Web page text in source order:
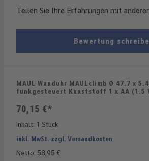
Teilen Sie Ihre Erfahrungen mit
Bewertung
MAUL Wanduhr MAULclimb Ø 47.7 x 5.4
funkgesteuert Kunststoff 1 x AA (1.5
70,15 €*
Inhalt: 1 Stück
inkl. MwSt. zzgl. Versandkosten
Netto: 58,95 €